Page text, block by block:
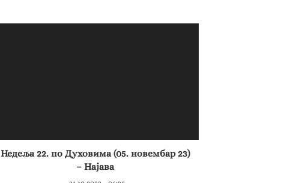
Недеља 22. по Духовима (05. новембар 23)
– Најава